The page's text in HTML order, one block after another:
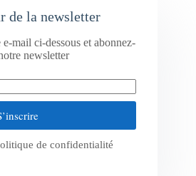
de la newsletter
e-mail ci-dessous et abonnez-
newsletter
de confidentialité